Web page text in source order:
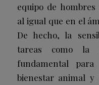
equipo de
al igual que en el
De hecho, la
tareas como la
fundamental
bienestar animal y